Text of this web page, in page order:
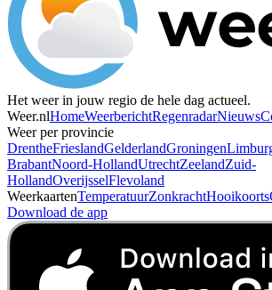
Het weer in jouw regio de hele dag actueel.
Weer.nlHomeWeerberichtRegenradarNieuws
Weer per provincie
DrentheFrieslandGelderlandGroningen
BrabantNoord-HollandUtrechtZeelandZuid-
HollandOverijsselFlevoland
WeerkaartenTemperatuurZonkrachtHooikoorts
Download de app